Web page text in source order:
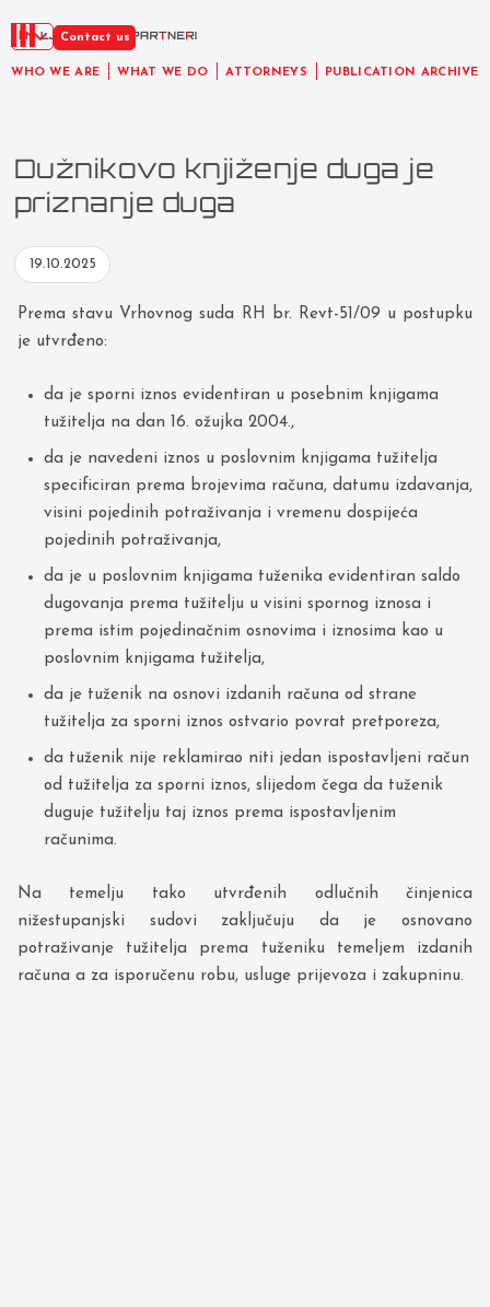
WHO WE ARE WHAT WE DO ATTORNEYS PUBLICATION ARCHIVE
EN Contact us
Dužnikovo knjiženje duga je
priznanje duga
19.10.2025
Prema stavu Vrhovnog suda RH br. Revt-51/09 u postupku
je utvrđeno:
da je sporni iznos evidentiran u posebnim knjigama
tužitelja na dan 16. ožujka 2004.,
da je navedeni iznos u poslovnim knjigama tužitelja
specificiran prema brojevima računa, datumu izdavanja,
visini pojedinih potraživanja i vremenu dospijeća
pojedinih potraživanja,
da je u poslovnim knjigama tuženika evidentiran saldo
dugovanja prema tužitelju u visini spornog iznosa i
prema istim pojedinačnim osnovima i iznosima kao u
poslovnim knjigama tužitelja,
da je tuženik na osnovi izdanih računa od strane
tužitelja za sporni iznos ostvario povrat pretporeza,
da tuženik nije reklamirao niti jedan ispostavljeni račun
od tužitelja za sporni iznos, slijedom čega da tuženik
duguje tužitelju taj iznos prema ispostavljenim
računima.
Na temelju tako utvrđenih odlučnih činjenica
nižestupanjski sudovi zaključuju da je osnovano
potraživanje tužitelja prema tuženiku temeljem izdanih
računa a za isporučenu robu, usluge prijevoza i zakupninu.